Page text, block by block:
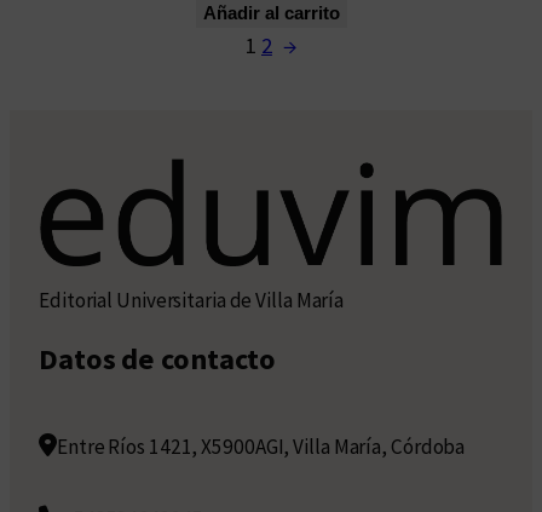
Añadir al carrito
1 2 →
Editorial Universitaria de Villa María
Datos de contacto
Entre Ríos 1421, X5900AGI, Villa María, Córdoba